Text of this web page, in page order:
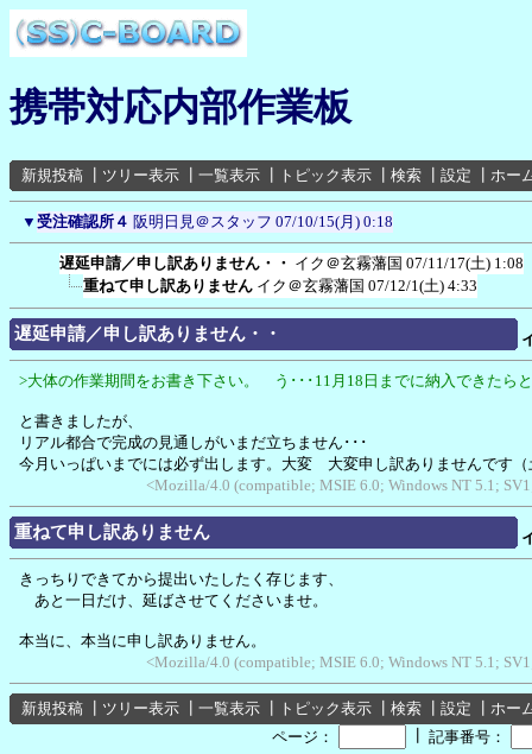
携帯対応内部作業板
新規投稿 ツリー表示 一覧表示 トピック表示 検索 設定 ホー
▼ 受注確認所４ 阪明日見＠スタッフ 07/10/15(月) 0:18
遅延申請／申し訳ありません・・ イク＠玄霧藩国 07/11/17(土) 1:08
重ねて申し訳ありません イク＠玄霧藩国 07/12/1(土) 4:33
遅延申請／申し訳ありません・・
>大体の作業期間をお書き下さい。 う･･･11月18日までに納入できたら
と書きましたが、
リアル都合で完成の見通しがいまだ立ちません･･･
今月いっぱいまでには必ず出します。大変 大変申し訳ありませんです（
<Mozilla/4.0 (compatible; MSIE 6.0; Windows NT 5.1;
重ねて申し訳ありません
きっちりできてから提出いたしたく存じます、
あと一日だけ、延ばさせてくださいませ。
本当に、本当に申し訳ありません。
<Mozilla/4.0 (compatible; MSIE 6.0; Windows NT 5.1;
新規投稿 ツリー表示 一覧表示 トピック表示 検索 設定
ホー
ページ：
記事番号：